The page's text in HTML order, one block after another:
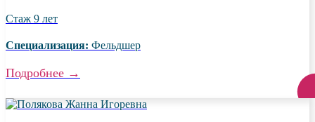
Стаж 9 лет
Специализация: Фельдшер
Подробнее →